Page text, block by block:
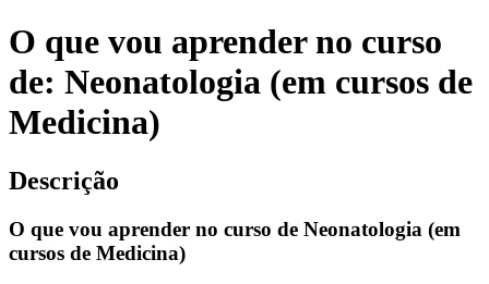
O que vou aprender no curso
de: Neonatologia (em cursos de
Medicina)
Descrição
O que vou aprender no curso de Neonatologia (em
cursos de Medicina)